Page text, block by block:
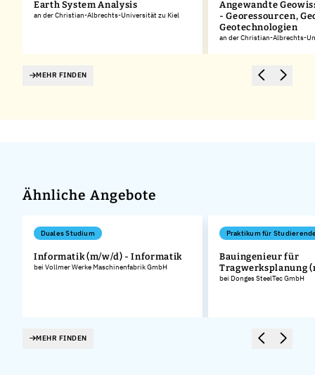
Earth System Analysis
an der Christian-Albrechts-Universität zu Kiel
Angewandte
- Georessourcen,
Geotechnologien
an der Christian-Albrechts-
MEHR FINDEN
Ähnliche Angebote
Duales Studium
Informatik (m/w/d) - Informatik
bei Vollmer Werke Maschinenfabrik GmbH
Praktikum für
Bauingenieur für
Tragwerksplanung
bei Donges SteelTec GmbH
MEHR FINDEN